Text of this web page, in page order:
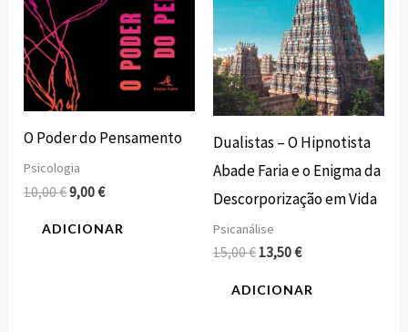
O Poder do Pensamento
Psicologia
10,00€9,00€
ADICIONAR
Dualistas – O Hipnotista
Abade Faria e o Enigma da
Descorporização em Vida
Psicanálise
15,00€ 13,50€
ADICIONAR